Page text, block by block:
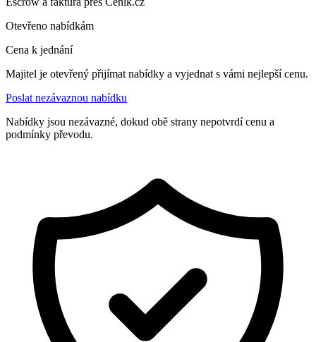
Otevřeno nabídkám
Cena k jednání
Majitel je otevřený přijímat nabídky a vyjednat s vámi nejlepší cenu.
Poslat nezávaznou nabídku
Nabídky jsou nezávazné, dokud obě strany nepotvrdí cenu a
podmínky převodu.